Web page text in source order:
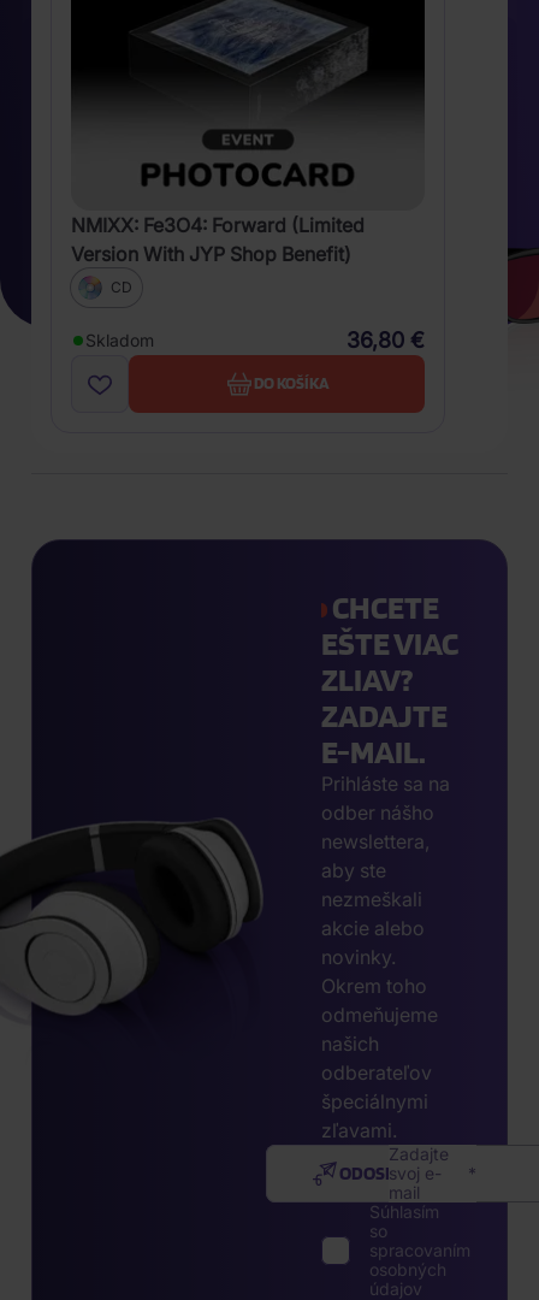
NMIXX: Fe3O4: Forward (Limited
Version With JYP Shop Benefit)
CD
Skladom 36,80 €
DO KOŠÍKA
CHCETE
EŠTE VIAC
ZLIAV?
ZADAJTE
E-MAIL.
Prihláste sa na
odber nášho
newslettera,
aby ste
nezmeškali
akcie alebo
novinky.
Okrem toho
odmeňujeme
našich
odberateľov
špeciálnymi
zľavami.
Zadajte
svoj e-
mail
ODOSLAŤ
Súhlasím
so
spracovaním
osobných
údajov